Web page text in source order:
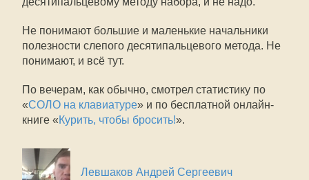
Не понимают большие и маленькие начальники
полезности слепого десятипальцевого метода. Не
понимают, и всё тут.
По вечерам, как обычно, смотрел статистику по
«СОЛО на клавиатуре» и по бесплатной онлайн-
книге «Курить, чтобы бросить!».
Левшаков Андрей Сергеевич